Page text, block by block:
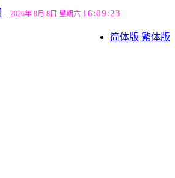
|| 2026年 8月 8日 星期六 16:09:24
简体版 繁体版